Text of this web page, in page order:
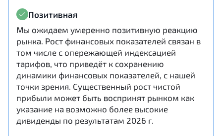
Позитивная
Мы ожидаем умеренно позитивную реакцию
рынка. Рост финансовых показателей связан в
том числе с опережающей индексацией
тарифов, что приведёт к сохранению
динамики финансовых показателей, с нашей
точки зрения. Существенный рост чистой
прибыли может быть воспринят рынком как
указание на возможно более высокие
дивиденды по результатам 2026 г.